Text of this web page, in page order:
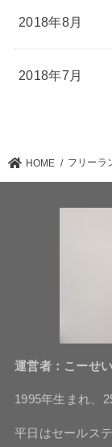
2018年8月
2018年7月
HOME フリーラ
運営者：こーせ
1995年生まれ、
平日はセールス